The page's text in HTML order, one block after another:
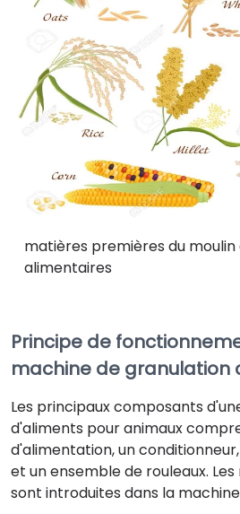
matières premières du moulin
alimentaires
Principe de
machine de granulation
Les principaux composants
d'aliments pour animaux
d'alimentation, un
et un ensemble de rouleaux.
sont introduites dans la